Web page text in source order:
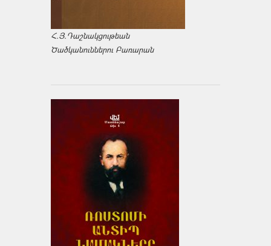
Հ.Յ.Դաշնակցութեան
Ծածկանուններու Բառարան